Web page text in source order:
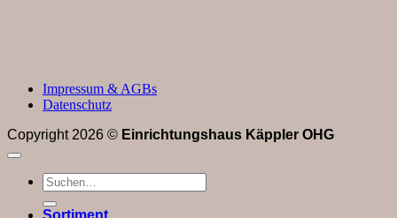
Impressum & AGBs
Datenschutz
Copyright 2026 © Einrichtungshaus Käppler OHG
Suchen
nach:
Sortiment